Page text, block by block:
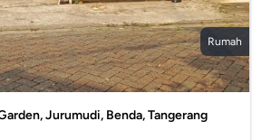
Rumah
Jurumudi, Benda, Tangerang